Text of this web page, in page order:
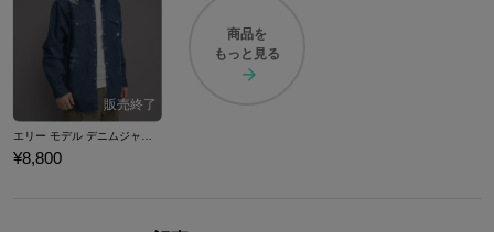
エリー モデル デニムジャケット The Last of Us Part II
¥8,800
商品を
もっと見る